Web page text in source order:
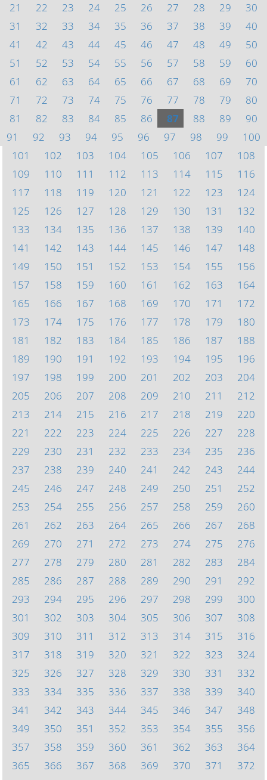
21
22 23 24 25 26 27 28 29
30
31
32 33 34 35 36 37 38 39
40
41
42 43 44 45 46 47 48 49
50
51
52 53 54 55 56 57 58 59
60
61
62 63 64 65 66 67 68 69
70
71
72 73 74 75 76 77 78 79
80
81
82 83 84 85 86 87 88 89
90
91
92 93 94 95 96 97 98 99
100
101
102 103 104 105 106 107
108
109
110 111 112 113 114 115
116
117
118 119 120 121 122 123
124
125
126 127 128 129 130 131
132
133
134 135 136 137 138 139
140
141
142 143 144 145 146 147
148
149
150 151 152 153 154 155
156
157
158 159 160 161 162 163
164
165
166 167 168 169 170 171
172
173
174 175 176 177 178 179
180
181
182 183 184 185 186 187
188
189
190 191 192 193 194 195
196
197
198 199 200 201 202 203
204
205
206 207 208 209 210 211
212
213
214 215 216 217 218 219
220
221
222 223 224 225 226 227
228
229
230 231 232 233 234 235
236
237
238 239 240 241 242 243
244
245
246 247 248 249 250 251
252
253
254 255 256 257 258 259
260
261
262 263 264 265 266 267
268
269
270 271 272 273 274 275
276
277
278 279 280 281 282 283
284
285
286 287 288 289 290 291
292
293
294 295 296 297 298 299
300
301
302 303 304 305 306 307
308
309
310 311 312 313 314 315
316
317
318 319 320 321 322 323
324
325
326 327 328 329 330 331
332
333
334 335 336 337 338 339
340
341
342 343 344 345 346 347
348
349
350 351 352 353 354 355
356
357
358 359 360 361 362 363
364
365
366 367 368 369 370 371
372